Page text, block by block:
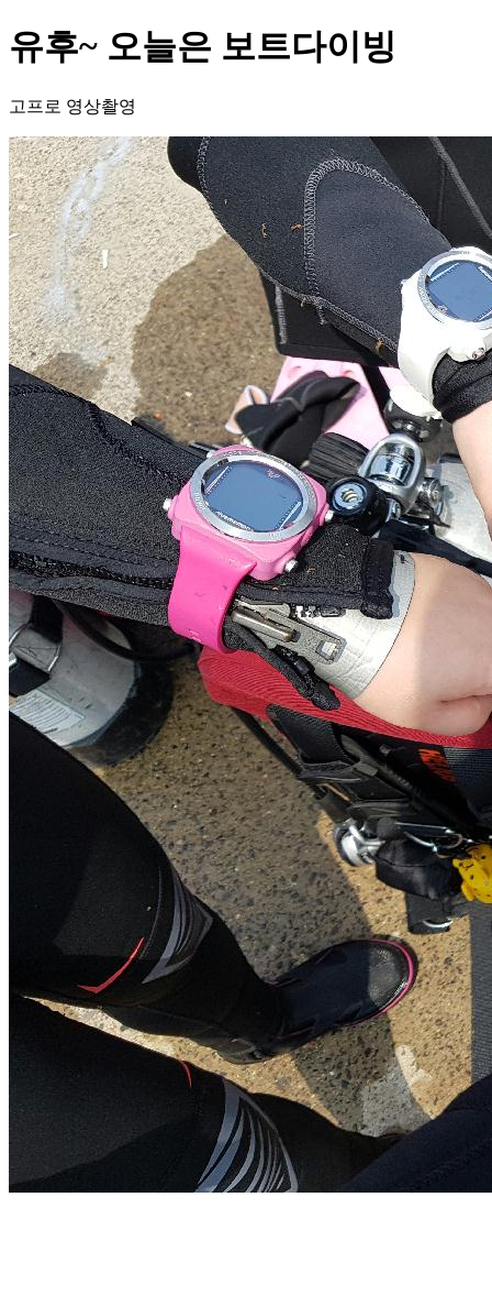
유후~ 오늘은 보트다이빙
고프로 영상촬영